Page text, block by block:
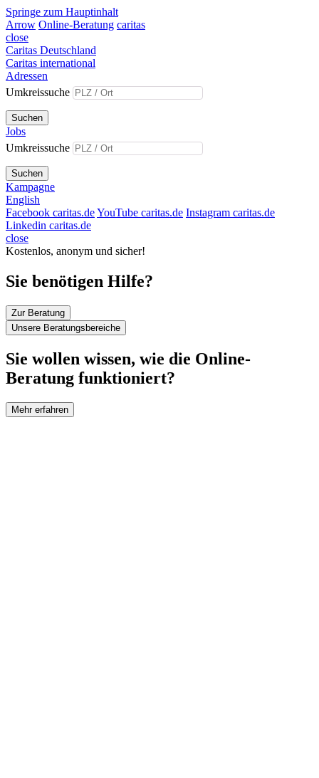
Springe zum Hauptinhalt
Arrow Online-Beratung caritas
close
Caritas Deutschland
Caritas international
Adressen
Umkreissuche
Suchen
Jobs
Umkreissuche
Suchen
Kampagne
English
Facebook caritas.deYouTube caritas.de Instagram caritas.de
Linkedin caritas.de
close
Kostenlos, anonym und sicher!
Sie benötigen Hilfe?
Zur Beratung
Unsere Beratungsbereiche
Sie wollen wissen, wie die Online-
Beratung funktioniert?
Mehr erfahren